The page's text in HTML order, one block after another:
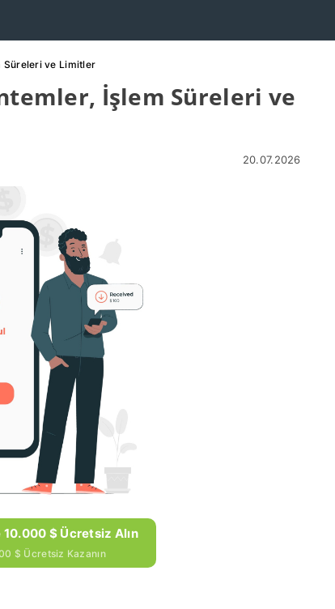
Süreleri ve Limitler
İşlem Süreleri ve
20.07.2026
$ Ücretsiz Alın
$ Ücretsiz Kazanın